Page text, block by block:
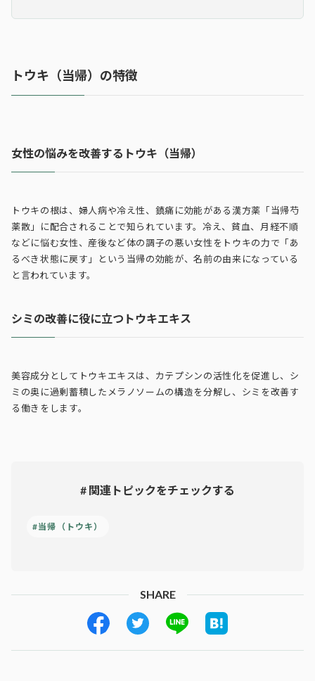
トウキ（当帰）の特徴
女性の悩みを改善するトウキ（当帰）
トウキの根は、婦人病や冷え性、鎮痛に効能がある漢方薬「当帰芍
薬散」に配合されることで知られています。冷え、貧血、月経不順
などに悩む女性、産後など体の調子の悪い女性をトウキの力で「あ
るべき状態に戻す」という当帰の効能が、名前の由来になっている
と言われています。
シミの改善に役に立つトウキエキス
美容成分としてトウキエキスは、カテプシンの活性化を促進し、シ
ミの奥に過剰蓄積したメラノソームの構造を分解し、シミを改善す
る働きをします。
# 関連トピックをチェックする
#当帰（トウキ）
SHARE